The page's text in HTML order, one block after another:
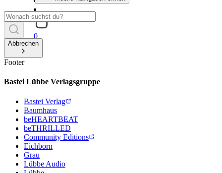
0
Abbrechen
Footer
Bastei Lübbe Verlagsgruppe
Bastei Verlag
Baumhaus
beHEARTBEAT
beTHRILLED
Community Editions
Eichborn
Grau
Lübbe Audio